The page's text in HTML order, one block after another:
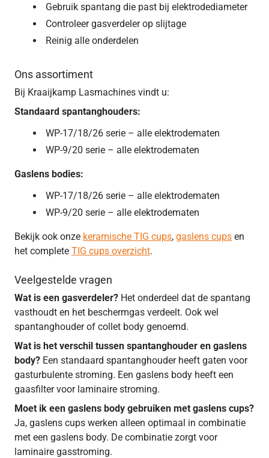
Gebruik spantang die past bij elektrodediameter
Controleer gasverdeler op slijtage
Reinig alle onderdelen
Ons assortiment
Bij Kraaijkamp Lasmachines vindt u:
Standaard spantanghouders:
WP-17/18/26 serie – alle elektrodematen
WP-9/20 serie – alle elektrodematen
Gaslens bodies:
WP-17/18/26 serie – alle elektrodematen
WP-9/20 serie – alle elektrodematen
Bekijk ook onze keramische TIG cups, gaslens cups en
het complete TIG cups overzicht.
Veelgestelde vragen
Wat is een gasverdeler? Het onderdeel dat de spantang
vasthoudt en het beschermgas verdeelt. Ook wel
spantanghouder of collet body genoemd.
Wat is het verschil tussen spantanghouder en gaslens
body? Een standaard spantanghouder heeft gaten voor
gasturbulente stroming. Een gaslens body heeft een
gaasfilter voor laminaire stroming.
Moet ik een gaslens body gebruiken met gaslens cups?
Ja, gaslens cups werken alleen optimaal in combinatie
met een gaslens body. De combinatie zorgt voor
laminaire gasstroming.